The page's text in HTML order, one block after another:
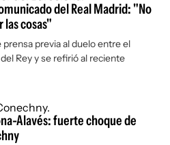
del Real Madrid: "No
las cosas"
prensa previa al duelo entre el
Rey y se refirió al reciente
Alavés: fuerte choque de